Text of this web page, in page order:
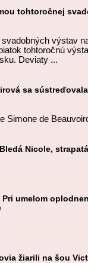
tohtoročnej
výstav
tohtoročnú
Deviaty ...
sa
Simone de
Nicole,
Pri umelom
žiarili na šou